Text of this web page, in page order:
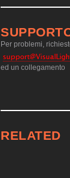
Per problemi,
ed un collegamento
RELATED